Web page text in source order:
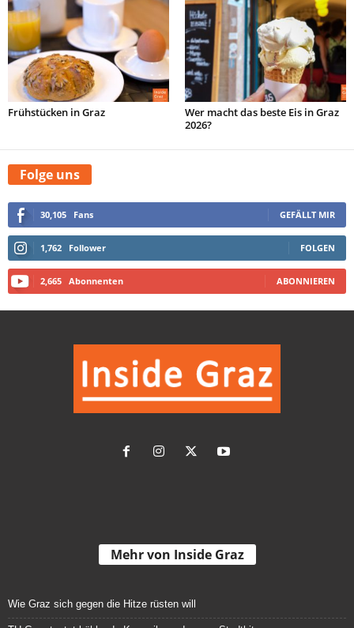
Frühstücken in Graz
Wer macht das beste Eis in Graz
2026?
Folge uns
30,105 Fans GEFÄLLT MIR
1,762 Follower FOLGEN
2,665 Abonnenten ABONNIEREN
Mehr von Inside Graz
Wie Graz sich gegen die Hitze rüsten will